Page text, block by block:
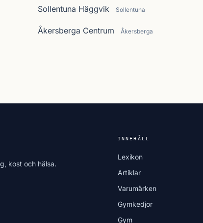
Sollentuna Häggvik Sollentuna
Åkersberga Centrum Åkersberga
kost och hälsa.
INNEHÅLL
Lexikon
Artiklar
Varumärken
Gymkedjor
Gym